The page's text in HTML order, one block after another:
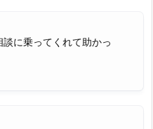
談に乗ってくれて助かっ